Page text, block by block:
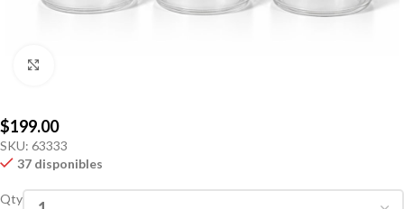
$199.00
SKU: 63333
37 disponibles
Qty